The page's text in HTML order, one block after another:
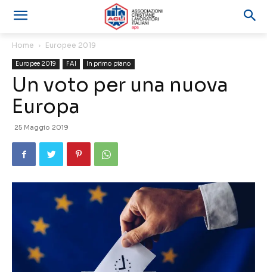
Home Europee 2019
Europee 2019 FAI In primo piano
Un voto per una nuova
Europa
25 Maggio 2019